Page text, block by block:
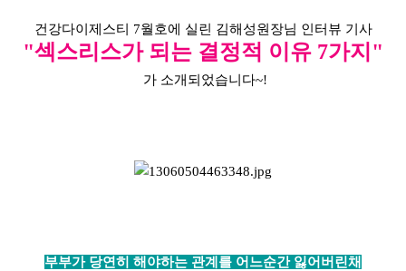
건강다이제스티 7월호에 실린 김해성원장님 인터뷰 기사
"섹스리스가 되는 결정적 이유 7가지"
가 소개되었습니다~!
부부가 당연히 해야하는 관계를 어느순간 잃어버린채